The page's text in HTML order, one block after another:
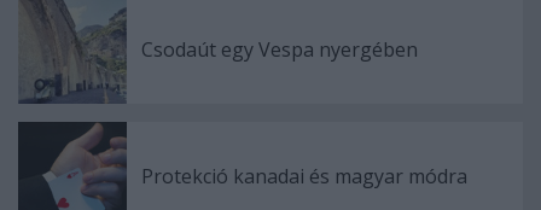
Csodaút egy Vespa nyergében
Protekció kanadai és magyar módra